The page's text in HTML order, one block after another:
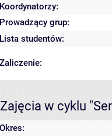
Koordynatorzy:
Prowadzący grup:
Lista studentów:
Zaliczenie:
Zajęcia w cyklu
Okres: